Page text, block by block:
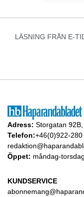
LÄSNING FRÅN E-
Adress: Storgatan
Telefon:+46(0)922-280
Öppet: måndag-
KUNDSERVICE